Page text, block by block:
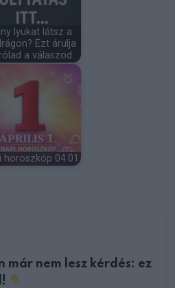
lyukat látsz a
Ezt árulja
a válaszod
horoszkóp 04.01
már nem lesz kérdés: ez